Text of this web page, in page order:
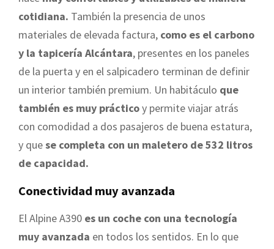
cotidiana. También la presencia de unos
materiales de elevada factura, como es el carbono
y la tapicería Alcántara, presentes en los paneles
de la puerta y en el salpicadero terminan de definir
un interior también premium. Un habitáculo que
también es muy prácticoy permite viajar atrás
con comodidad a dos pasajeros de buena estatura,
y quese completa con un maletero de 532 litros
de capacidad.
Conectividad muy avanzada
El Alpine A390 es un coche con una tecnología
muy avanzada en todos los sentidos. En lo que